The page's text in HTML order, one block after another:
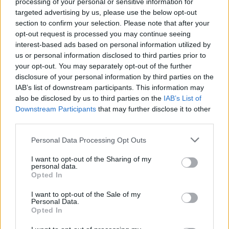
targeted advertising by us, please use the below opt-out
section to confirm your selection. Please note that after your
opt-out request is processed you may continue seeing
interest-based ads based on personal information utilized by
us or personal information disclosed to third parties prior to
your opt-out. You may separately opt-out of the further
disclosure of your personal information by third parties on the
IAB’s list of downstream participants. This information may
also be disclosed by us to third parties on the IAB’s List of
Downstream Participants that may further disclose it to other
Personal Data Processing Opt Outs
I want to opt-out of the Sharing of my
personal data.
Opted In
I want to opt-out of the Sale of my
Personal Data.
Opted In
bodo odstranjeni.
Pravila komentiranja →
Failed to fetch
Prihajajoči dogodki
AVG
6
Srečanje članov Gobarskega društva Marauh
Velenje
18:00
6
Aktivne poletne počitnice z ustvarjalci Studia
Spin
6 19:00
AVG Pesem kita grbavca